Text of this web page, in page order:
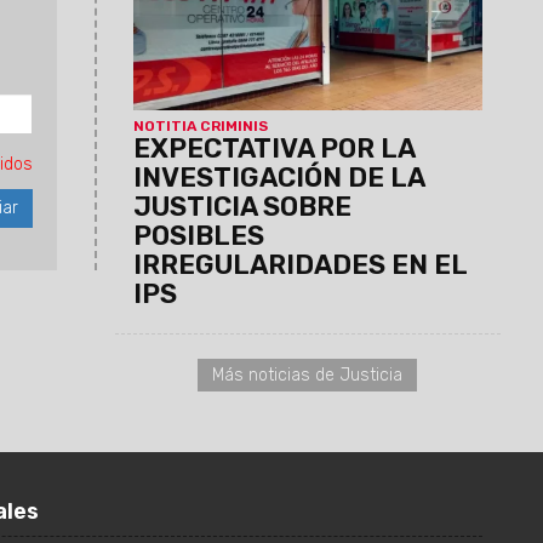
NOTITIA CRIMINIS
EXPECTATIVA POR LA
INVESTIGACIÓN DE LA
JUSTICIA SOBRE
POSIBLES
IRREGULARIDADES EN EL
IPS
Público Fiscal reafirmó su
compromiso con el control de
legalidad y la protección del
patrimonio público.
Más noticias de Justicia